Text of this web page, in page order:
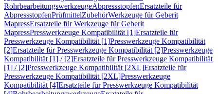
RohrbearbeitungswerkzeugeAbpressstopfenErsatzteile für
AbpressstopfenPrüfmittelZubehörWerkzeuge für Geberit
MapressErsatzteile für Werkzeuge für Geberit
MapressPresswerkzeuge Kompatibilität [1]Ersatzteile für
Presswerkzeuge Kompatibilität [1]Presswerkzeuge Kompatibilität
[2]Ersatzteile für Presswerkzeuge Kompatibilität [2]Presswerkzeuge
Kompatibilität [1] / [2]Ersatzteile für Presswerkzeuge Kompatibilität
[1] / [2]Presswerkzeuge Kompatibilität [2XL]Ersatzteile für
Presswerkzeuge Kompatibilität [2XL]Presswerkzeuge
Kompatibilität [4]Ersatzteile für Presswerkzeuge Kompatibilität